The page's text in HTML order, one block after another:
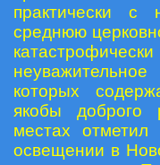
практически
среднюю
которых
якобы
местах
освещении в